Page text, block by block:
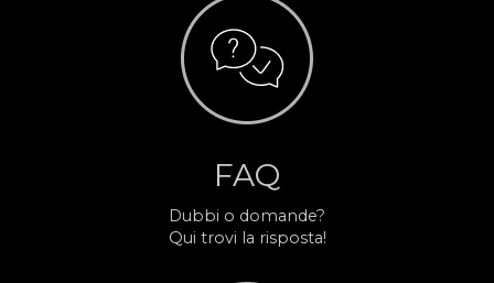
FAQ
Dubbi o domande?
Qui trovi la risposta!